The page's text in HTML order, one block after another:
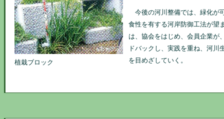
今後の河川整備では、緑化が
食性を有する河岸防御工法が望
は、協会をはじめ、会員企業が
ドバックし、実践を重ね、河川
を目めざしていく。
植栽ブロック